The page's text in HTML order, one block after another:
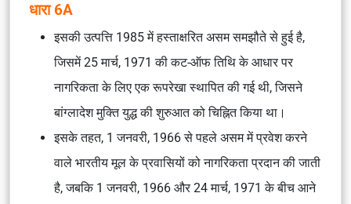
धारा 6A
इसकी उत्पत्ति 1985 में हस्ताक्षरित असम समझौते से हुई है,
जिसमें 25 मार्च, 1971 की कट-ऑफ तिथि के आधार पर
नागरिकता के लिए एक रूपरेखा स्थापित की गई थी, जिसने
बांग्लादेश मुक्ति युद्ध की शुरुआत को चिह्नित किया था।
इसके तहत, 1 जनवरी, 1966 से पहले असम में प्रवेश करने
वाले भारतीय मूल के प्रवासियों को नागरिकता प्रदान की जाती
है, जबकि 1 जनवरी, 1966 और 24 मार्च, 1971 के बीच आने